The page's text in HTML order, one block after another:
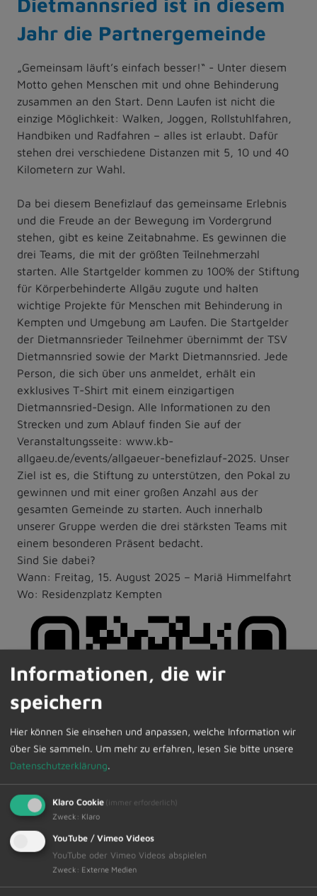
Jahr die Partnergemeinde
„Gemeinsam läuft’s einfach besser!“ - Unter diesem
Motto gehen Menschen mit und ohne Behinderung
zusammen an den Start. Denn Laufen ist nicht die
einzige Möglichkeit: Walken, Joggen, Rollstuhlfahren,
Handbiken und Radfahren – alles ist erlaubt. Dafür
stehen drei verschiedene Distanzen mit 5, 10 und 40
Kilometern zur Wahl.
Da bei diesem Benefizlauf das gemeinsame Erlebnis
und die Freude an der Bewegung im Vordergrund
stehen, gibt es keine Zeitabnahme. Es gewinnen die
drei Teams, die mit der größten Teilnehmerzahl
starten. Alle Startgelder kommen zu 100% der Stiftung
für Körperbehinderte Allgäu zugute und halten
wichtige Projekte für Menschen mit Behinderung in
Kempten und Umgebung am Laufen. Die Startgelder
der Dietmannsrieder Teilnehmer übernimmt der TSV
Dietmannsried sowie der Markt Dietmannsried. Jede
Person, die sich über uns anmeldet, erhält ein
exklusives T-Shirt mit einem einzigartigen
Dietmannsried-Design. Alle Informationen zu den
Strecken und zum Ablauf finden Sie auf der
Veranstaltungsseite: www.kb-
allgaeu.de/events/allgaeuer-benefizlauf-2025. Unser
Ziel ist es, die Stiftung zu unterstützen, den Pokal zu
gewinnen und mit einer großen Anzahl aus der
gesamten Gemeinde zu starten. Auch innerhalb
unserer Gruppe werden die drei stärksten Teams mit
einem besonderen Präsent bedacht.
Sind Sie dabei?
Wann: Freitag, 15. August 2025 – Mariä Himmelfahrt
Wo: Residenzplatz Kempten
Informationen, die wir
speichern
Hier können Sie einsehen und anpassen, welche Information wir
über Sie sammeln. Um mehr zu erfahren, lesen Sie bitte unsere
Datenschutzerklärung.
Klaro Cookie (immer erforderlich)
Zweck : Klaro
YouTube / Vimeo Videos
YouTube oder Vimeo Videos abspielen
Zweck : Externe Medien